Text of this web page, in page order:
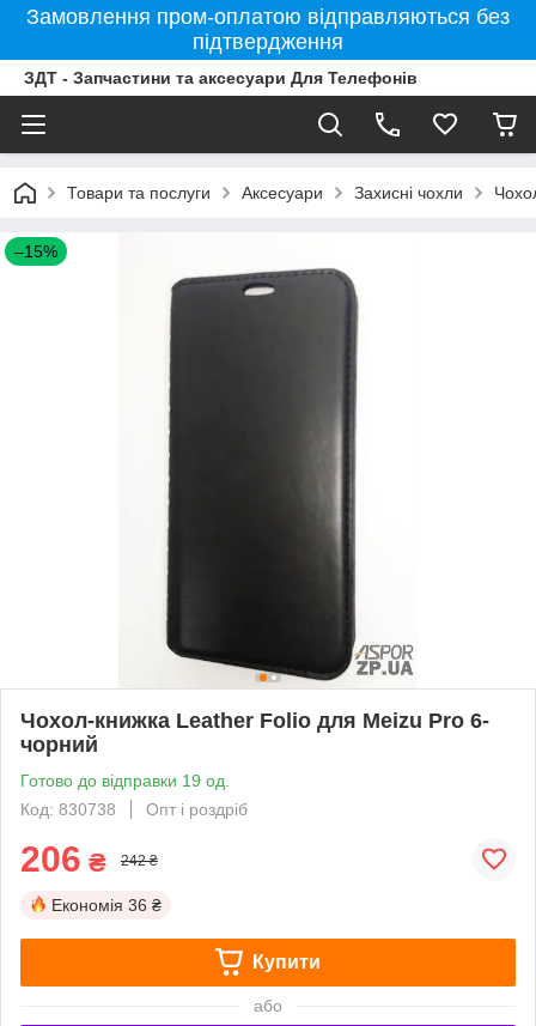
Замовлення пром-оплатою відправляються без
підтвердження
ЗДТ - Запчастини та аксесуари Для Телефонів
Товари та послуги Аксесуари Захисні чохли
–15%
Чохол-книжка Leather Folio для Meizu Pro 6-
чорний
Готово до відправки 19 од.
Код: 830738
Опт і роздріб
206 ₴ 242 ₴
Економія 36 ₴
Купити
або